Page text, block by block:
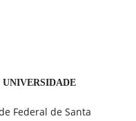
UNIVERSIDADE
Federal de Santa